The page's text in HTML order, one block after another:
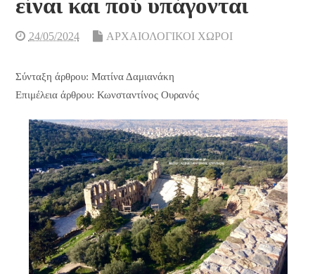
24/05/2024 ΑΡΧΑΙΟΛΟΓΙΚΟΙ ΧΩΡΟΙ
Σύνταξη άρθρου: Ματίνα Δαμιανάκη
Επιμέλεια άρθρου: Κωνσταντίνος Ουρανός